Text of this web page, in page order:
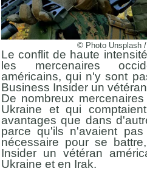
© Photo Unsplash
Le conflit de haute
les mercenaires
américains, qui n'y sont
Business Insider un
De nombreux
Ukraine et qui
avantages que dans
parce qu'ils n'avaient
nécessaire pour se
Insider un vétéran
Ukraine et en Irak.